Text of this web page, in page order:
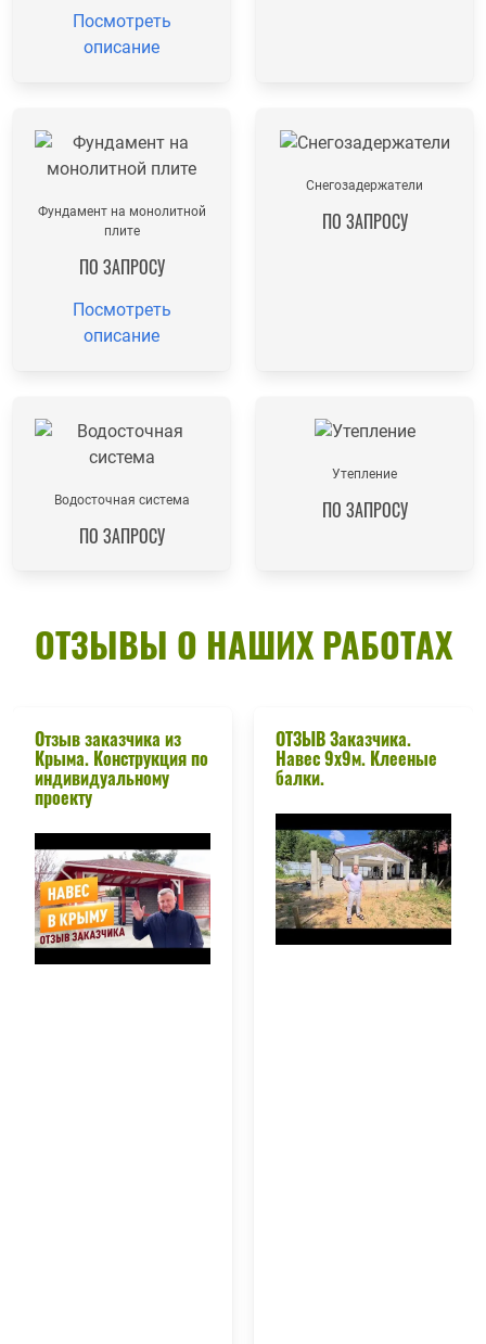
Посмотреть
описание
Фундамент на монолитной
плите
ПО ЗАПРОСУ
Посмотреть
описание
Снегозадержатели
ПО ЗАПРОСУ
Водосточная система
ПО ЗАПРОСУ
Утепление
ПО ЗАПРОСУ
ОТЗЫВЫ О НАШИХ РАБОТАХ
Отзыв заказчика из
Крыма. Конструкция по
индивидуальному
проекту
ОТЗЫВ Заказчика.
Навес 9х9м. Клееные
балки.